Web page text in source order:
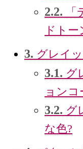
2.2. 「
ドト
3. グレイ
3.1. グ
ョンコ
3.2. グ
な色?